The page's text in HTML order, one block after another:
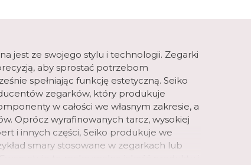
jest ze swojego stylu i technologii. Zegarki
aby sprostać potrzebom
spełniając funkcję estetyczną. Seiko
zegarków, który produkuje
w całości we własnym zakresie, a
Oprócz wyrafinowanych tarcz, wysokiej
i innych części, Seiko produkuje we
smary stosowane w zegarkach lub